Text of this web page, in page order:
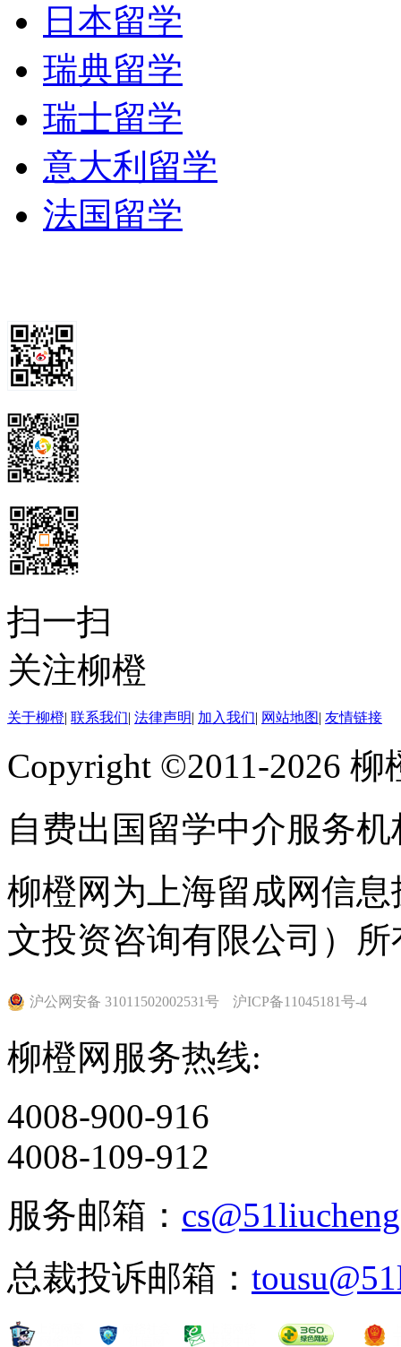
日本留学
瑞典留学
瑞士留学
意大利留学
法国留学
扫一扫
关注柳橙
关于柳橙| 联系我们| 法律声明| 加入我们| 网站地图| 友情链接
Copyright ©2011-2026
自费出国留学中介服务
柳橙网为上海留成网信
文投资咨询有限公司）所
沪公网安备 31011502002531号 沪ICP备11045181号-4
柳橙网服务热线:
4008-900-916
4008-109-912
服务邮箱：
总裁投诉邮箱：